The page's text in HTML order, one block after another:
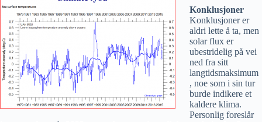
Konklusjoner
Konklusjoner er
aldri lette å ta, men
solar flux er
ubestridelig på vei
ned fra sitt
langtidsmaksimum
, noe som i sin tur
burde indikere et
kaldere klima.
Personlig foreslår